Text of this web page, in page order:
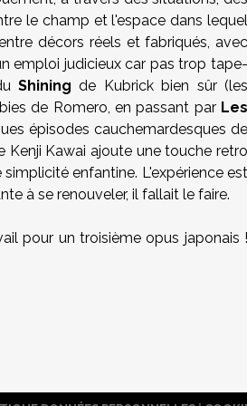
le champ et l'espace dans lequel
décors réels et fabriqués, avec
emploi judicieux car pas trop tape-
Shining de Kubrick bien sûr (les
de Romero, en passant par Les
épisodes cauchemardesques de
Kawai ajoute une touche retro
enfantine. L'expérience est
à se renouveler, il fallait le faire.
pour un troisième opus japonais !